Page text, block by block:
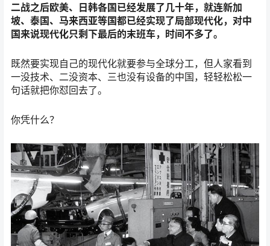
二战之后欧美、日韩各国已经发展了几十年，就连新加
坡、泰国、马来西亚等国都已经实现了局部现代化，对中
国来说现代化只剩下最后的末班车，时间不多了。
既然要实现自己的现代化就要参与全球分工，但人家看到
一没技术、二没资本、三也没有设备的中国，轻轻松松一
句话就把你怼回去了。
你凭什么？